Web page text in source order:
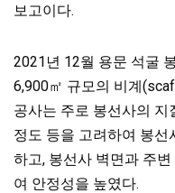
보고이다.
2021년 12월 용문 석굴
6,900㎡ 규모의 비계
공사는 주로 봉선사의 지
정도 등을 고려하여 봉선
하고, 봉선사 벽면과 주
여 안정성을 높였다.